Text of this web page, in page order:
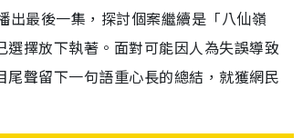
最後一集，探討個案繼續是「八仙嶺
擇放下執著。面對可能因人為失誤導致
聲留下一句語重心長的總結，就獲網民